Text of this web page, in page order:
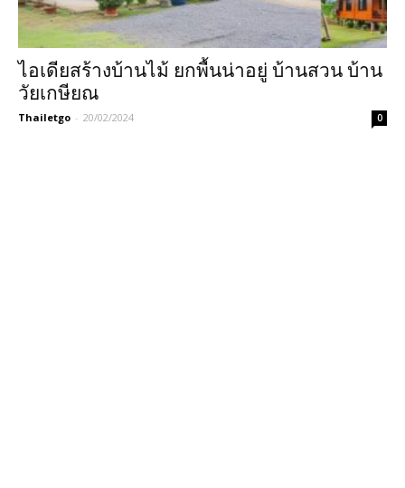
ไอเดียสร้างบ้านไม้ ยกพื้นน่าอยู่ บ้านสวน บ้าน
วัยเกษียณ
Thailetgo - 20/02/2024 0